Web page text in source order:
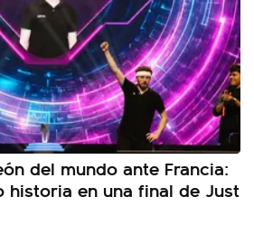
del mundo ante Francia:
historia en una final de Just